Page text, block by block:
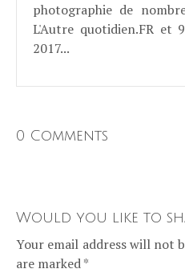
photographie de
L'Autre quotidien.FR et
2017...
0 Comments
Would you like to
Your email address will not
are marked *